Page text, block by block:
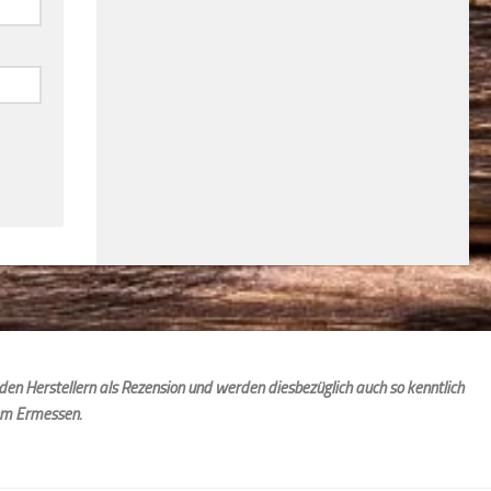
Herstellern als Rezension und werden diesbezüglich auch so kenntlich
Ermessen.